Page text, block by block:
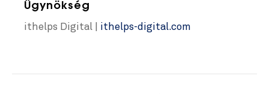
Ügynökség
ithelps Digital | ithelps-digital.com